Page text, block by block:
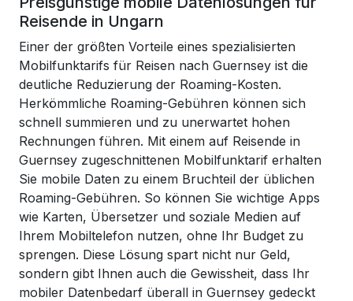
Reisende in Ungarn
Einer der größten Vorteile eines spezialisierten
Mobilfunktarifs für Reisen nach Guernsey ist die
deutliche Reduzierung der Roaming-Kosten.
Herkömmliche Roaming-Gebühren können sich
schnell summieren und zu unerwartet hohen
Rechnungen führen. Mit einem auf Reisende in
Guernsey zugeschnittenen Mobilfunktarif erhalten
Sie mobile Daten zu einem Bruchteil der üblichen
Roaming-Gebühren. So können Sie wichtige Apps
wie Karten, Übersetzer und soziale Medien auf
Ihrem Mobiltelefon nutzen, ohne Ihr Budget zu
sprengen. Diese Lösung spart nicht nur Geld,
sondern gibt Ihnen auch die Gewissheit, dass Ihr
mobiler Datenbedarf überall in Guernsey gedeckt